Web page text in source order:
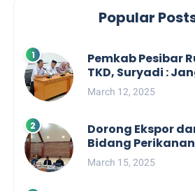
Popular
Pemkab Pesibar
TKD, Suryadi :
Dengan
March 12, 2025
Dorong Ekspor
Bidang
Barat Audiensi
March 15, 2025